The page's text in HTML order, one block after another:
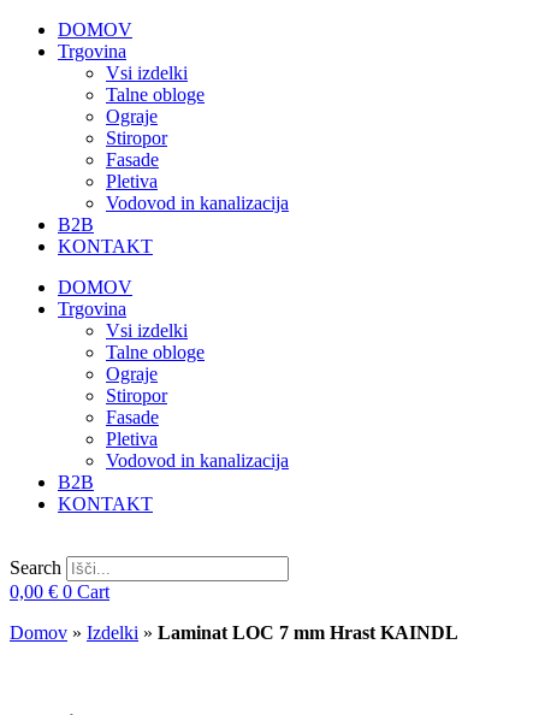
DOMOV
Trgovina
Vsi izdelki
Talne obloge
Ograje
Stiropor
Fasade
Pletiva
Vodovod in kanalizacija
B2B
KONTAKT
DOMOV
Trgovina
Vsi izdelki
Talne obloge
Ograje
Stiropor
Fasade
Pletiva
Vodovod in kanalizacija
B2B
KONTAKT
Search
0,00 € 0 Cart
Domov » Izdelki » Laminat LOC 7 mm Hrast KAINDL